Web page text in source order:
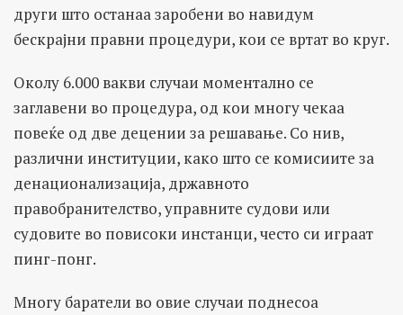
други што останаа заробени во навидум
бескрајни правни процедури, кои се вртат во круг.
Околу 6.000 вакви случаи моментално се
заглавени во процедура, од кои многу чекаа
повеќе од две децении за решавање. Со нив,
различни институции, како што се комисиите за
денационализација, државното
правобранителство, управните судови или
судовите во повисоки инстанци, често си играат
пинг-понг.
Многу баратели во овие случаи поднесоа